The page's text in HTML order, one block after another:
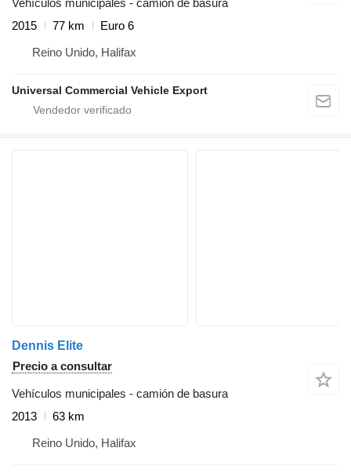
2015
77 km
Euro 6
Reino Unido, Halifax
Universal Commercial Vehicle Export
Dennis Elite
Precio a consultar
Vehículos municipales - camión de basura
2013
63 km
Reino Unido, Halifax